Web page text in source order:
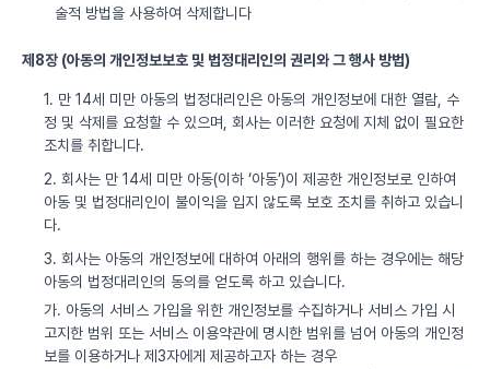
술적 방법을 사용하여 삭제합니다
제8장 (아동의 개인정보보호 및 법정대리인의 권리와 그 행사 방법)
1. 만 14세 미만 아동의 법정대리인은 아동의 개인정보에 대한 열람, 수
정 및 삭제를 요청할 수 있으며, 회사는 이러한 요청에 지체 없이 필요한
조치를 취합니다.
2. 회사는 만 14세 미만 아동(이하 ‘아동’)이 제공한 개인정보로 인하여
아동 및 법정대리인이 불이익을 입지 않도록 보호 조치를 취하고 있습니
다.
3. 회사는 아동의 개인정보에 대하여 아래의 행위를 하는 경우에는 해당
아동의 법정대리인의 동의를 얻도록 하고 있습니다.
가. 아동의 서비스 가입을 위한 개인정보를 수집하거나 서비스 가입 시
고지한 범위 또는 서비스 이용약관에 명시한 범위를 넘어 아동의 개인정
보를 이용하거나 제3자에게 제공하고자 하는 경우